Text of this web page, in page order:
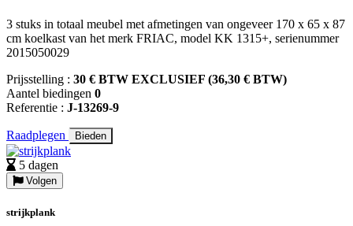
3 stuks in totaal meubel met afmetingen van ongeveer 170 x 65 x 87
cm koelkast van het merk FRIAC, model KK 1315+, serienummer
2015050029
Prijsstelling : 30 € BTW EXCLUSIEF (36,30 € BTW)
Aantel biedingen 0
Referentie : J-13269-9
Raadplegen Bieden
5 dagen
Volgen
strijkplank